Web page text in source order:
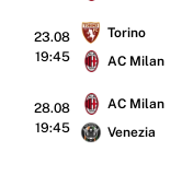
23.08
19:45
Torino
AC Milan
28.08
19:45
AC Milan
Venezia